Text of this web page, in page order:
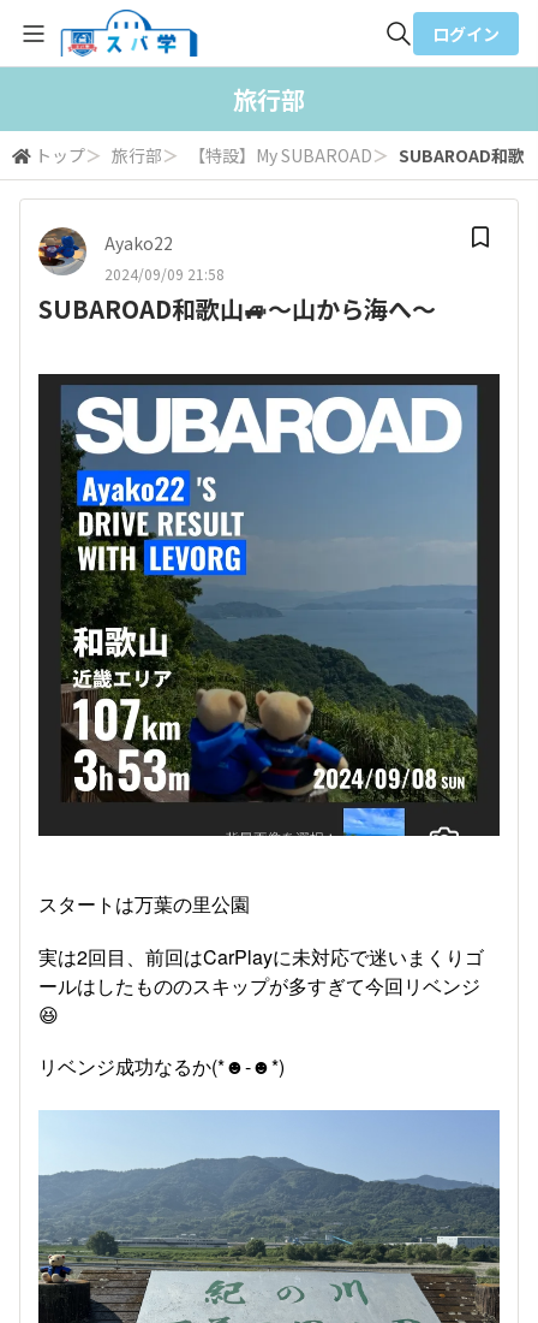
検索
ログイン
旅行部
トップ＞ 旅行部＞ 【特設】My SUBAROAD＞ SUBAROAD和歌
Ayako22
2024/09/09 21:58
SUBAROAD和歌山🚙〜山から海へ〜
スタートは万葉の里公園
実は2回目、前回はCarPlayに未対応で迷いまくりゴ
ールはしたもののスキップが多すぎて今回リベンジ
😆
リベンジ成功なるか(*☻-☻*)